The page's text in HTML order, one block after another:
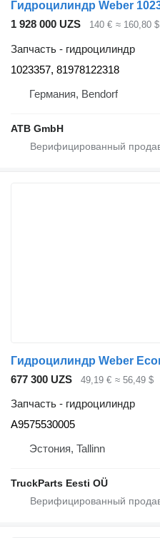
1 928 000 UZS 140 € ≈ 160,80 $
Запчасть - гидроцилиндр
1023357, 81978122318
Германия, Bendorf
ATB GmbH
677 300 UZS 49,19 € ≈ 56,49 $
Запчасть - гидроцилиндр
A9575530005
Эстония, Tallinn
TruckParts Eesti OÜ